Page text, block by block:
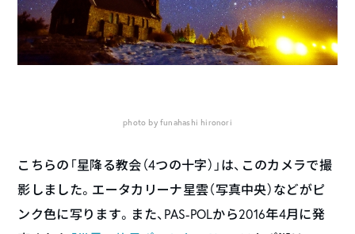
photo by funahashi hironori
こちらの「星降る教会（4つの十字）」は、このカメラで撮
影しました。エータカリーナ星雲（写真中央）などがピ
ンク色に写ります。また、PAS-POLから2016年4月に発